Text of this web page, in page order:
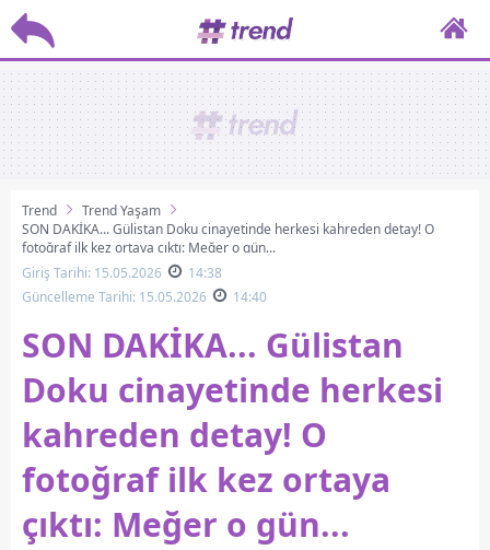
Trend
Trend Yaşam
SON DAKİKA... Gülistan Doku cinayetinde herkesi kahreden detay! O
fotoğraf ilk kez ortaya çıktı: Meğer o gün...
Giriş Tarihi: 15.05.2026
14:38
Güncelleme Tarihi: 15.05.2026
14:40
SON DAKİKA... Gülistan
Doku cinayetinde herkesi
kahreden detay! O
fotoğraf ilk kez ortaya
çıktı: Meğer o gün...